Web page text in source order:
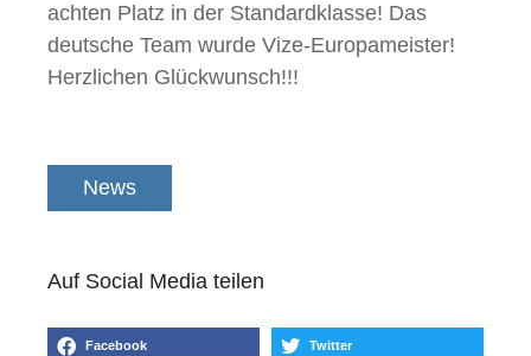
achten Platz in der Standardklasse! Das
deutsche Team wurde Vize-Europameister!
Herzlichen Glückwunsch!!!
News
Auf Social Media teilen
Facebook Twitter